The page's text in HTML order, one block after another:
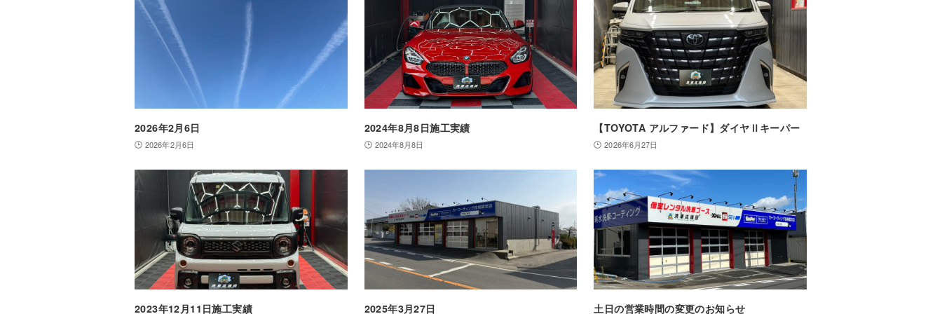
2026年2月6日
2026年2月6日
2024年8月8日施工実績
2024年8月8日
【TOYOTA アルファード】ダイヤⅡキーパー
2026年6月27日
2023年12月11日施工実績 2025年3月27日 土日の営業時間の変更のお知らせ